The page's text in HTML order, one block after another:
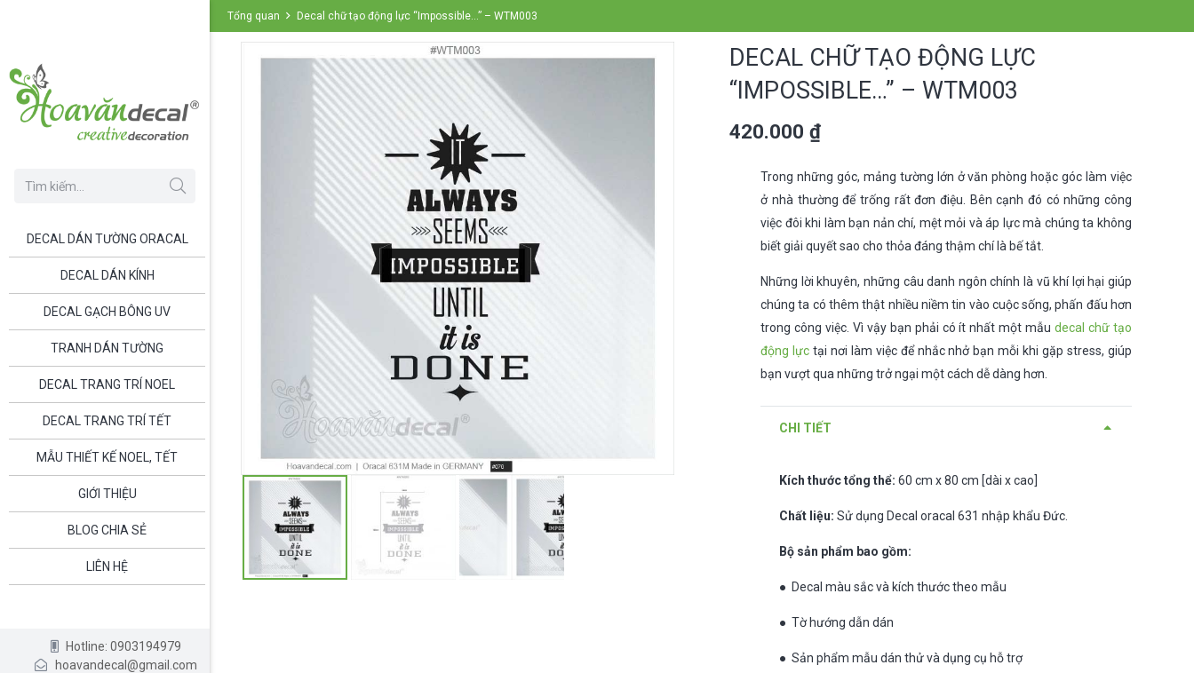
DECAL DÁN TƯỜNG ORACAL
DECAL DÁN KÍNH
DECAL GẠCH BÔNG UV
TRANH DÁN TƯỜNG
DECAL TRANG TRÍ NOEL
DECAL TRANG TRÍ TẾT
MẪU THIẾT KẾ NOEL, TẾT
GIỚI THIỆU
BLOG CHIA SẺ
LIÊN HỆ
Hotline: 0903194979
hoavandecal@gmail.com
Tổng quan Decal chữ tạo động lực “Impossible…” – WTM003
DECAL CHỮ TẠO ĐỘNG LỰC
“IMPOSSIBLE…” – WTM003
420.000₫
Trong những góc, mảng tường lớn ở văn phòng hoặc góc làm việc
ở nhà thường để trống rất đơn điệu. Bên cạnh đó có những công
việc đôi khi làm bạn nản chí, mệt mỏi và áp lực mà chúng ta không
biết giải quyết sao cho thỏa đáng thậm chí là bế tắt.
Những lời khuyên, những câu danh ngôn chính là vũ khí lợi hại giúp
chúng ta có thêm thật nhiều niềm tin vào cuộc sống, phấn đấu hơn
trong công việc. Vì vậy bạn phải có ít nhất một mẫudecal chữ tạo
động lực tại nơi làm việc để nhắc nhở bạn mỗi khi gặp stress, giúp
bạn vượt qua những trở ngại một cách dễ dàng hơn.
CHI TIẾT
Kích thước tổng thể: 60 cm x 80 cm [dài x cao]
Chất liệu:Sử dụng Decal oracal 631 nhập khẩu Đức.
Bộ sản phẩm bao gồm:
● Decal màu sắc và kích thước theo mẫu
● Tờ hướng dẫn dán
● Sản phẩm mẫu dán thử và dụng cụ hỗ trợ